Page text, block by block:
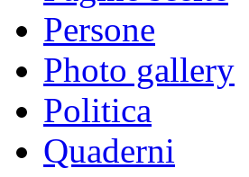
Persone
Photo gallery
Politica
Quaderni